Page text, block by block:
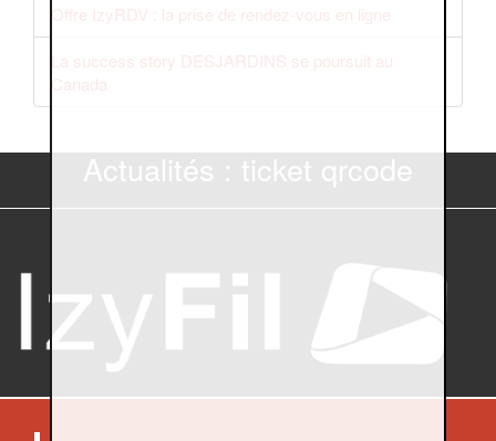
Offre IzyRDV : la prise de rendez-vous en ligne
La success story DESJARDINS se poursuit au
Canada
Actualités : ticket qrcode